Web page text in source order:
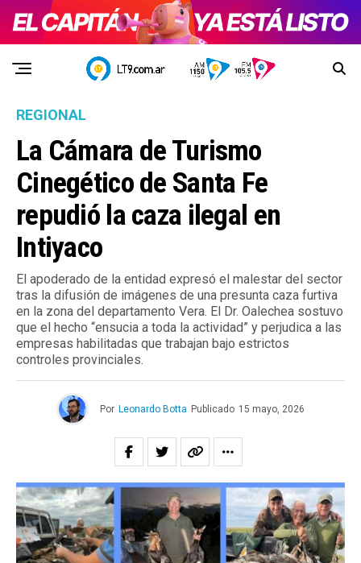
REGIONAL
La Cámara de Turismo
Cinegético de Santa Fe
repudió la caza ilegal en
Intiyaco
El apoderado de la entidad expresó el malestar del sector
tras la difusión de imágenes de una presunta caza furtiva
en la zona del departamento Vera. El Dr. Oalechea sostuvo
que el hecho “ensucia a toda la actividad” y perjudica a las
empresas habilitadas que trabajan bajo estrictos
controles provinciales.
Por Leonardo Botta Publicado 15 mayo, 2026